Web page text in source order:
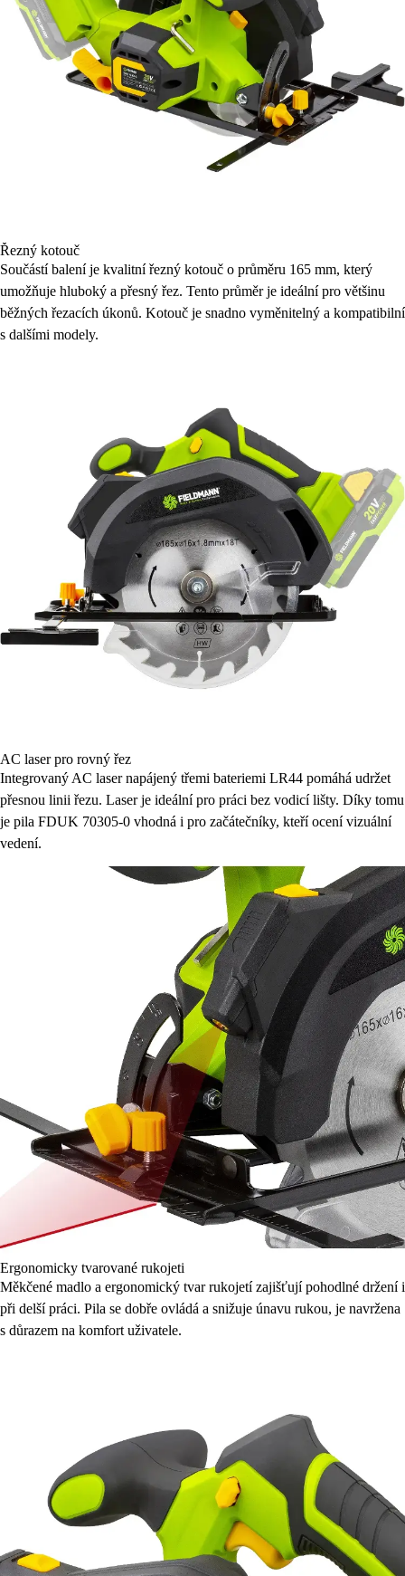
Řezný kotouč
Součástí balení je kvalitní řezný kotouč o průměru 165 mm, který
umožňuje hluboký a přesný řez. Tento průměr je ideální pro většinu
běžných řezacích úkonů. Kotouč je snadno vyměnitelný a kompatibilní
s dalšími modely.
AC laser pro rovný řez
Integrovaný AC laser napájený třemi bateriemi LR44 pomáhá udržet
přesnou linii řezu. Laser je ideální pro práci bez vodicí lišty. Díky tomu
je pila FDUK 70305-0 vhodná i pro začátečníky, kteří ocení vizuální
vedení.
Ergonomicky tvarované rukojeti
Měkčené madlo a ergonomický tvar rukojetí zajišťují pohodlné držení i
při delší práci. Pila se dobře ovládá a snižuje únavu rukou, je navržena
s důrazem na komfort uživatele.